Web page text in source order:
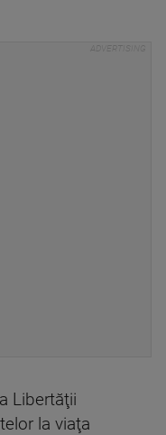
Libertăţii
la viaţa